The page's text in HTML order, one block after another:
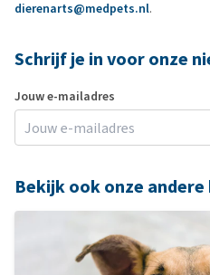
dierenarts@medpets.nl.
Schrijf je in voor onze
Jouw e-mailadres
Bekijk ook onze andere